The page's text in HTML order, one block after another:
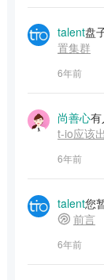
talent盘
置集群
6年前
尚善心
t-io应该
6年前
talent您
前言
6年前